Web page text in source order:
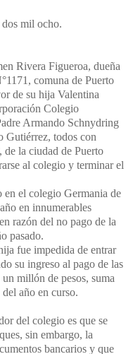
mil ocho.
Rivera Figueroa, dueña
comuna de Puerto
de su hija Valentina
Colegio
Armando Schnydring
todos con
la ciudad de Puerto
al colegio y terminar el
en el colegio Germania de
en innumerables
razón del no pago de la
pasado.
fue impedida de entrar
su ingreso al pago de las
millón de pesos, suma
año en curso.
del colegio es que se
sin embargo, la
bancarios y que